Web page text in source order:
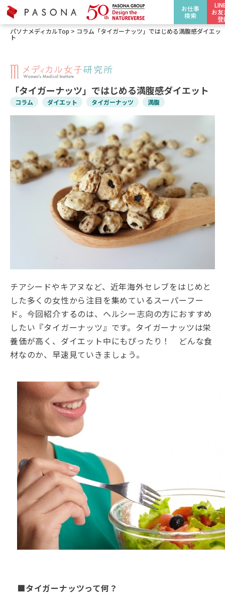
お仕事
検索
お
登
パソナメディカルTop > コラム 「タイガーナッツ」ではじめる満腹感ダイエッ
ト
「タイガーナッツ」ではじめる満腹感ダイエット
コラム ダイエット タイガーナッツ 満腹
チアシードやキアヌなど、近年海外セレブをはじめと
した多くの女性から注目を集めているスーパーフー
ド。今回紹介するのは、ヘルシー志向の方におすすめ
したい『タイガーナッツ』です。タイガーナッツは栄
養価が高く、ダイエット中にもぴったり！ どんな食
材なのか、早速見ていきましょう。
■タイガーナッツって何？